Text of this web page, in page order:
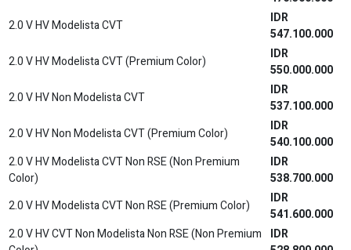
STYLIX 1.2 G CVT
IDR
200.600.000
1.2 GR M/T (One Tone)
IDR
246.200.000
1.2 GR M/T (Two Tone)
IDR
248.700.000
1.2 GR CVT (One Tone)
IDR
262.700.000
1.2 GR CVT (Two Tone)
IDR
265.300.000
1.2 GR-S M/T (One Tone)
IDR
236.900.000
1.2 GR-S M/T (Two Tone)
IDR
239.400.000